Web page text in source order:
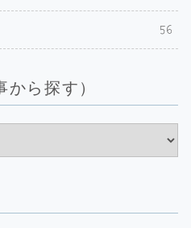
56
ら探す）